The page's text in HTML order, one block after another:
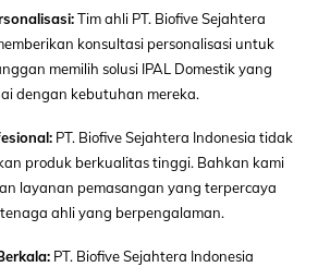
Tim ahli PT. Biofive Sejahtera
konsultasi personalisasi untuk
memilih solusi IPAL Domestik yang
dengan kebutuhan mereka.
PT. Biofive Sejahtera Indonesia tidak
produk berkualitas tinggi. Bahkan kami
layanan pemasangan yang terpercaya
ahli yang berpengalaman.
PT. Biofive Sejahtera Indonesia